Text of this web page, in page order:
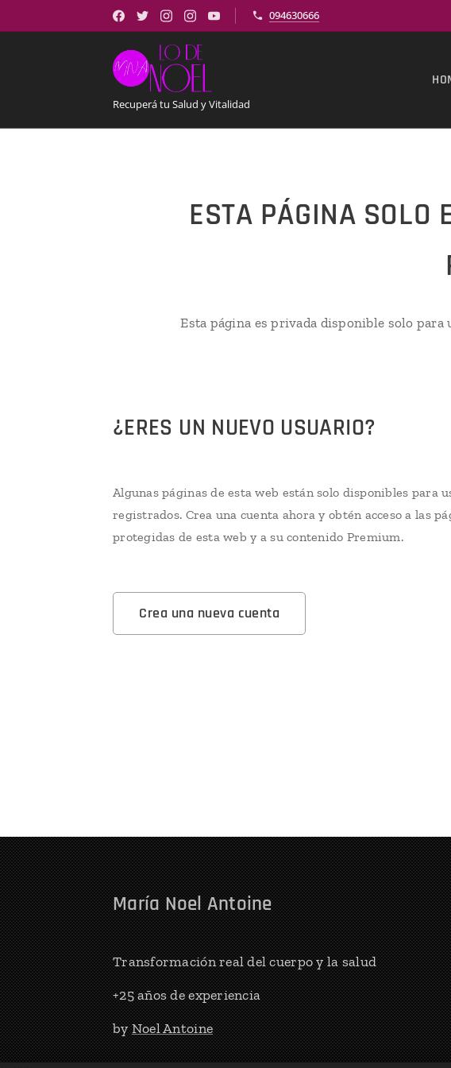
094630666
Recuperá tu Salud y Vitalidad
ESTA PÁGINA SOLO
Esta página es privada disponible solo para
¿ERES UN NUEVO USUARIO?
Algunas páginas de esta web están solo disponibles para
registrados. Crea una cuenta ahora y obtén acceso a las
protegidas de esta web y a su contenido Premium.
Crea una nueva cuenta
María Noel Antoine
Transformación real del cuerpo y la salud
+25 años de experiencia
byNoel Antoine